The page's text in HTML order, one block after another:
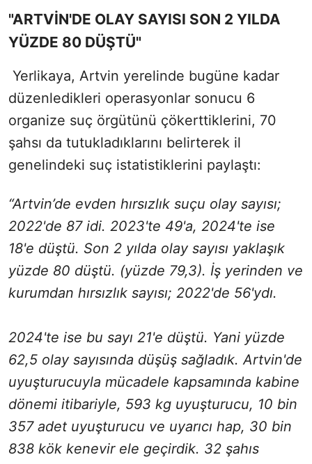
"ARTVİN'DE OLAY SAYISI SON 2 YILDA
YÜZDE 80 DÜŞTÜ"
Yerlikaya, Artvin yerelinde bugüne kadar
düzenledikleri operasyonlar sonucu 6
organize suç örgütünü çökerttiklerini, 70
şahsı da tutukladıklarını belirterek il
genelindeki suç istatistiklerini paylaştı:
“Artvin’de evden hırsızlık suçu olay sayısı;
2022'de 87 idi. 2023'te 49'a, 2024'te ise
18'e düştü. Son 2 yılda olay sayısı yaklaşık
yüzde 80 düştü. (yüzde 79,3). İş yerinden ve
kurumdan hırsızlık sayısı; 2022'de 56'ydı.
2024'te ise bu sayı 21'e düştü. Yani yüzde
62,5 olay sayısında düşüş sağladık. Artvin'de
uyuşturucuyla mücadele kapsamında kabine
dönemi itibariyle, 593 kg uyuşturucu, 10 bin
357 adet uyuşturucu ve uyarıcı hap, 30 bin
838 kök kenevir ele geçirdik. 32 şahıs